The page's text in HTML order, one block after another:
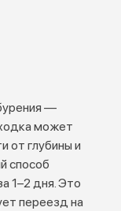
—
может
от глубины и
способ
1–2 дня. Это
переезд на